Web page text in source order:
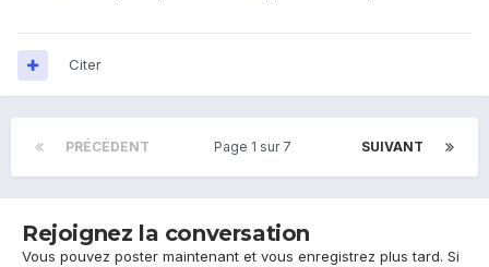
Citer
PRÉCÉDENT SUIVANT
Page 1 sur 7
Rejoignez la conversation
Vous pouvez poster maintenant et vous enregistrez plus tard. Si